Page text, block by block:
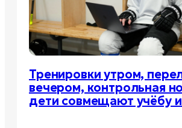
Тренировки утром,
вечером, контрольная
дети совмещают учёбу